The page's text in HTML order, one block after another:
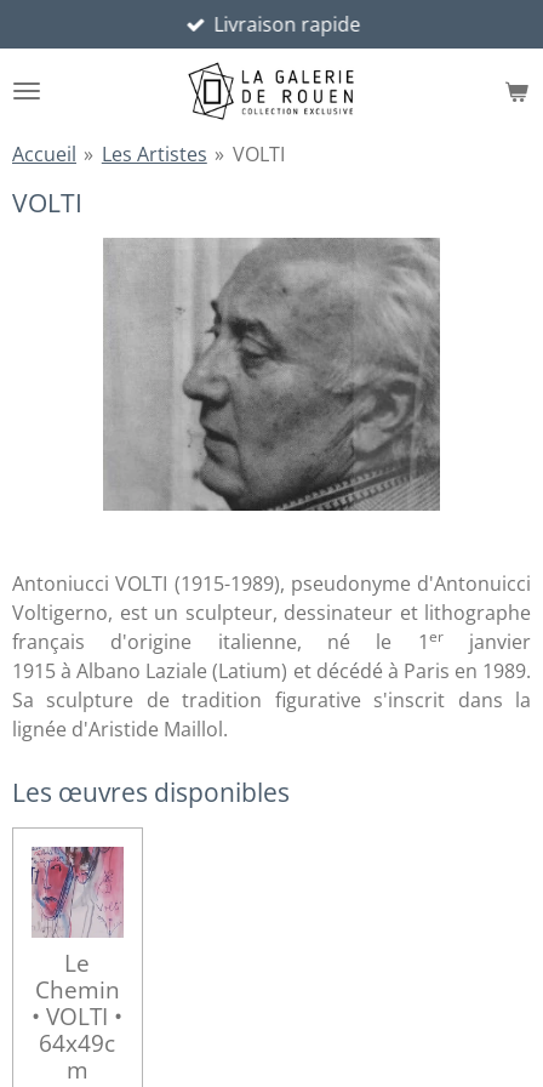
au
contenu
Livraison rapide
Accueil » Les Artistes » VOLTI
VOLTI
Antoniucci VOLTI (1915-1989), pseudonyme d'Antonuicci
Voltigerno, est un sculpteur, dessinateur et lithographe
français d'origine italienne, né le 1erjanvier
1915 à Albano Laziale (Latium) et décédé à Paris en 1989.
Sa sculpture de tradition figurative s'inscrit dans la
lignée d'Aristide Maillol.
Les œuvres disponibles
Le
Chemin
• VOLTI •
64x49c
m